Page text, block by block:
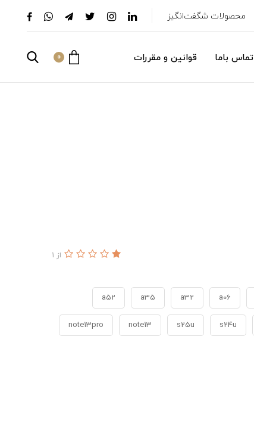
محصولات شگفت‌انگیز
تماس باما قوانین و مقررات 0
از 1
a06
a32
a35
a52
s24u
s25u
note13
note13pro